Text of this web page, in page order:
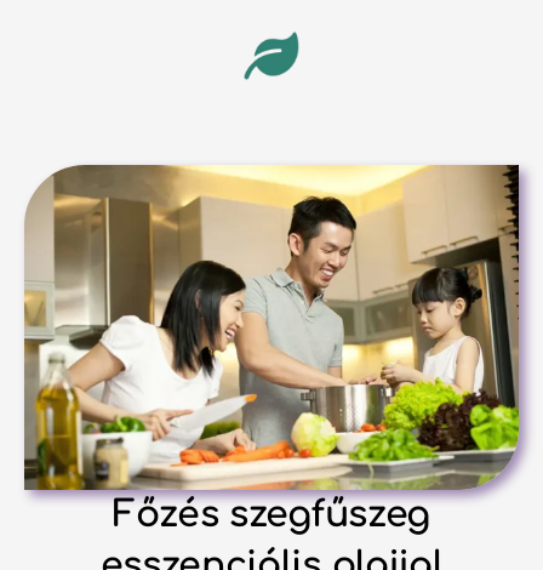
Főzés szegfűszeg